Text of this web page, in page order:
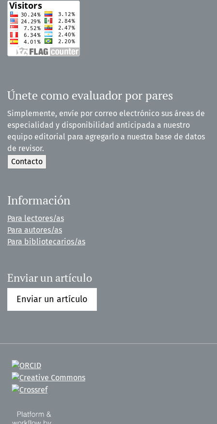
Únete como evaluador por pares
Simplemente, envíe por correo electrónico sus áreas de
especialidad y disponibilidad anticipada a nuestro
equipo editorial para agregarlo a nuestra base de datos
de revisor.
Información
Para lectores/as
Para autores/as
Para bibliotecarios/as
Enviar un artículo
Enviar un artículo